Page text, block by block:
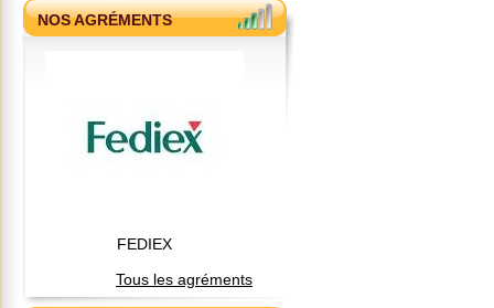
NOS AGRÉMENTS
FEDIEX
Tous les agréments